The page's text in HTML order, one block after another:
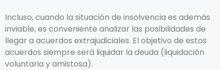
Incluso, cuando la situación de insolvencia es además
inviable, es conveniente analizar las posibilidades de
llegar a acuerdos extrajudiciales. El objetivo de estos
acuerdos siempre será liquidar la deuda (liquidación
voluntaria y amistosa).